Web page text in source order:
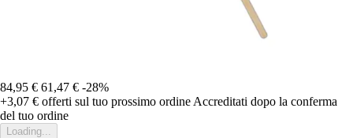
84,95 € 61,47 € -28%
+3,07 € offerti sul tuo prossimo ordine Accreditati dopo la conferma
del tuo ordine
Loading...